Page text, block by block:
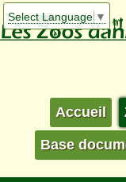
Select Language ▼
Accueil
Base